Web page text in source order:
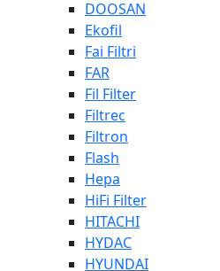
DOOSAN
Ekofil
Fai Filtri
FAR
Fil Filter
Filtrec
Filtron
Flash
Hepa
HiFi Filter
HITACHI
HYDAC
HYUNDAI